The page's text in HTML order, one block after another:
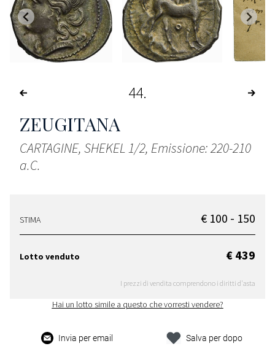
44
ZEUGITANA
CARTAGINE, SHEKEL 1/2, Emissione: 220-210
a.C.
STIMA € 100 - 150
Lotto venduto € 439
I prezzi di vendita comprendono i diritti d'asta
Hai un lotto simile a questo che vorresti vendere?
Invia per email
Salva per dopo